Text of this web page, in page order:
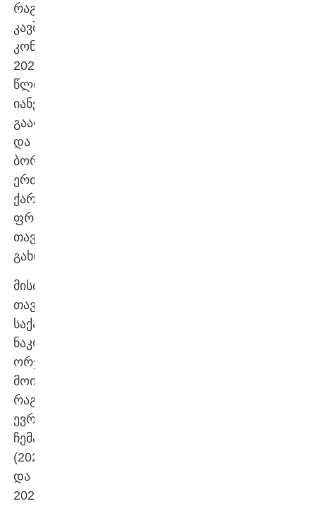
რაგბის
კავშირთან
კონტრაქტი
2024
წლის
იანვარში
გააფორმა
და
ბორჯღალოსნებთან
ერთად,
ქართული
ფრენჩაიზის
თავკაციც
გახდა.
მისი
თავკაცობით
საქართველოს
ნაკრებმა
ორჯერ
მოიგო
რაგბი
ევროპის
ჩემპიონატი
(2024
და
2025